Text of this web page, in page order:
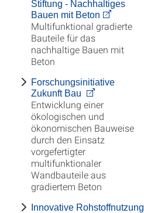
Stiftung - Nachhaltiges
Bauen mit Beton
Multifunktional gradierte
Bauteile für das
nachhaltige Bauen mit
Beton
Forschungsinitiative
Zukunft Bau
Entwicklung einer
ökologischen und
ökonomischen Bauweise
durch den Einsatz
vorgefertigter
multifunktionaler
Wandbauteile aus
gradiertem Beton
Innovative Rohstoffnutzung